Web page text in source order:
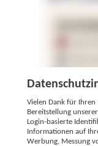
Vielen Dank für Ihren
Bereitstellung
Login-basierte
Informationen auf
Werbung, Messung